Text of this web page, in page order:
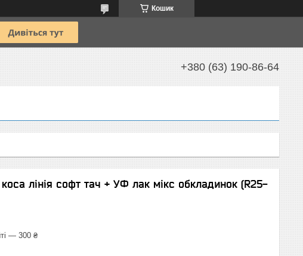
Кошик
+380 (63) 190-86-64
лінія cофт тач + УФ лак мікс обкладинок (R25-
— 300 ₴